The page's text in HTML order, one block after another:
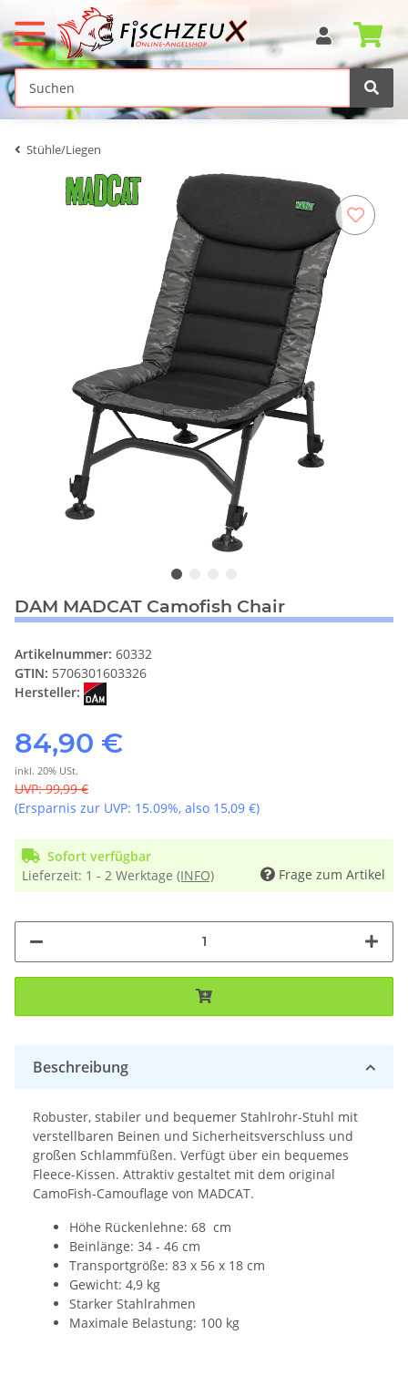
Stühle/Liegen
DAM MADCAT Camofish Chair
Artikelnummer: 60332
GTIN: 5706301603326
Hersteller:
84,90 €
inkl. 20% USt.
UVP:99,99 €
(Ersparnis zur UVP: 15.09%, also 15,09 €)
Sofort verfügbar
Lieferzeit: 1 - 2 Werktage (INFO) Frage zum Artikel
Beschreibung
Robuster, stabiler und bequemer Stahlrohr-Stuhl mit
verstellbaren Beinen und Sicherheitsverschluss und
großen Schlammfüßen. Verfügt über ein bequemes
Fleece-Kissen. Attraktiv gestaltet mit dem original
CamoFish-Camouflage von MADCAT.
Höhe Rückenlehne: 68 cm
Beinlänge: 34 - 46 cm
Transportgröße: 83 x 56 x 18 cm
Gewicht: 4,9 kg
Starker Stahlrahmen
Maximale Belastung: 100 kg